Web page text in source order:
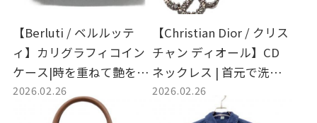
【Berluti / ベルルッテ
ィ】カリグラフィコイン
ケース|時を重ねて艶を増
す、芸術的なレザーの嗜
2026.02.26
【Christian Dior / クリス
チャン ディオール】CD
ネックレス | 首元で洗練
された存在感を放つ、メ
ゾンのアイコニックな輝
2026.02.26